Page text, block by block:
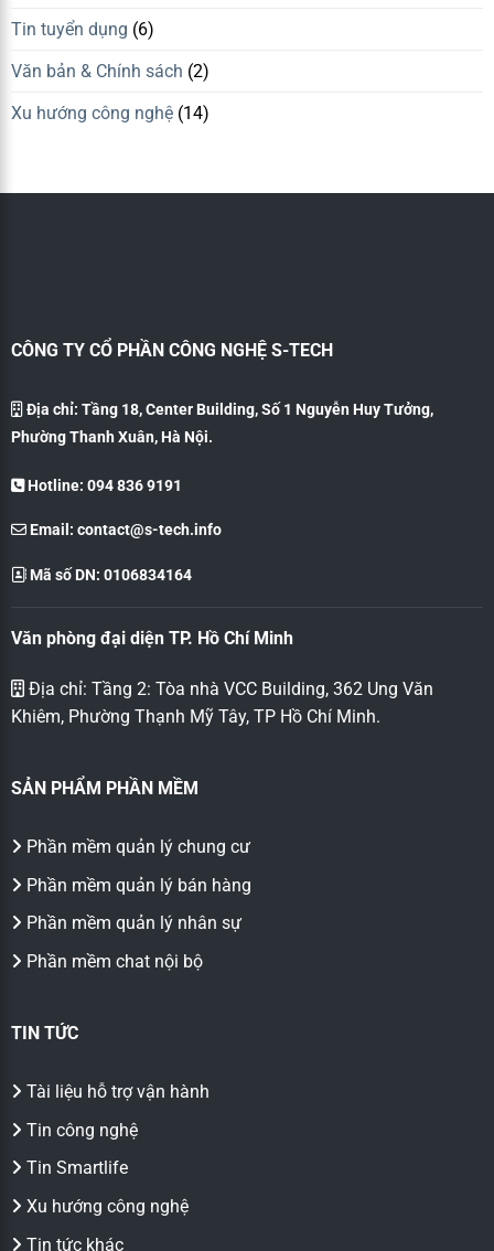
Tin tuyển dụng (6)
Văn bản & Chính sách (2)
Xu hướng công nghệ (14)
CÔNG TY CỔ PHẦN CÔNG NGHỆ S-TECH
Địa chỉ: Tầng 18, Center Building, Số 1 Nguyễn Huy Tưởng,
Phường Thanh Xuân, Hà Nội.
Hotline: 094 836 9191
Email: contact@s-tech.info
Mã số DN: 0106834164
Văn phòng đại diện TP. Hồ Chí Minh
Địa chỉ: Tầng 2: Tòa nhà VCC Building, 362 Ung Văn
Khiêm, Phường Thạnh Mỹ Tây, TP Hồ Chí Minh.
SẢN PHẨM PHẦN MỀM
Phần mềm quản lý chung cư
Phần mềm quản lý bán hàng
Phần mềm quản lý nhân sự
Phần mềm chat nội bộ
TIN TỨC
Tài liệu hỗ trợ vận hành
Tin công nghệ
Tin Smartlife
Xu hướng công nghệ
Tin tức khác